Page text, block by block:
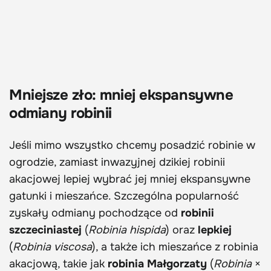
Mniejsze zło: mniej ekspansywne
odmiany robinii
Jeśli mimo wszystko chcemy posadzić robinie w
ogrodzie, zamiast inwazyjnej dzikiej robinii
akacjowej lepiej wybrać jej mniej ekspansywne
gatunki i mieszańce. Szczególna popularność
zyskały odmiany pochodzące od robinii
szczeciniastej (Robinia hispida) oraz lepkiej
(Robinia viscosa), a także ich mieszańce z robinia
akacjową, takie jak robinia Małgorzaty (Robinia ×